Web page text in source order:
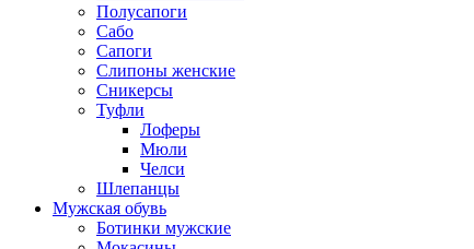
Полусапоги
Сабо
Сапоги
Слипоны женские
Сникерсы
Туфли
Лоферы
Мюли
Челси
Шлепанцы
Мужская обувь
Ботинки мужские